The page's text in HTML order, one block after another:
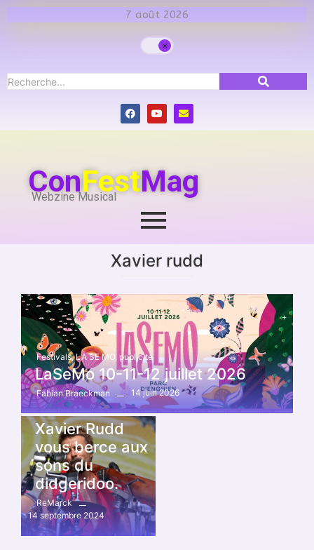
7 août 2026
ConFestMag
Webzine Musical
Xavier rudd
Festivals, LA SE MO, publicité
LaSeMo 10-11-12 juillet 2026
Fabian Braeckman
14 juin 2026
cabaret vert, Festivals
Xavier Rudd
vous berce aux
sons du
didgeridoo.
ReMarck
14 septembre 2024